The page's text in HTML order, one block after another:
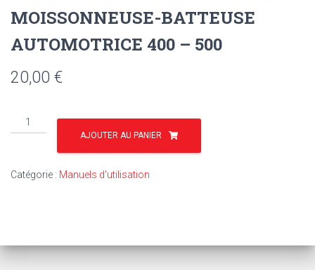
MOISSONNEUSE-BATTEUSE
AUTOMOTRICE 400 – 500
20,00 €
quantité
de
CUEILLEUR
AJOUTER AU PANIER
Catégorie : Manuels d'utilisation